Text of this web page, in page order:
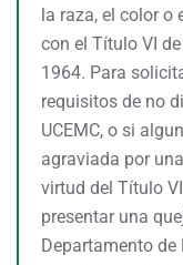
la raza, el color o
con el Título VI
1964. Para
requisitos de no
UCEMC, o si
agraviada por
virtud del Título
presentar una
Departamento de